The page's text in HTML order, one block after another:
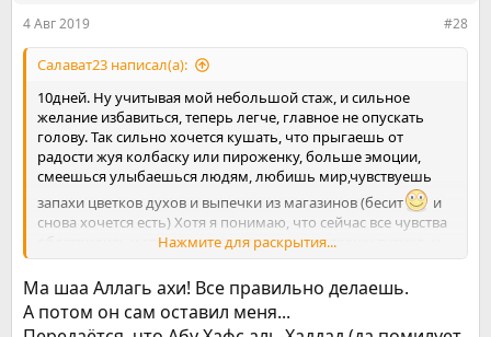
4 Авг 2019 #28
Салават23 написал(а):
10дней. Ну учитывая мой небольшой стаж, и сильное
желание избавиться, теперь легче, главное не опускать
голову. Так сильно хочется кушать, что прыгаешь от
радости жуя колбаску или пироженку, больше эмоции,
смеешься улыбаешься людям, любишь мир,чувствуешь
запахи цветков духов и выпечки из магазинов (бесит
и
снова хочется есть) Хотя я понимаю, что сейчас все чувства
обострились и это уляжется, надеюсь не отращу пузико, и
воздух полной грудью вдыхая становиться так хорошо, что
понимаешь в какой же тюрьме ты сидел. Сильная вера
вытащит из любой ямы, главное не сомневается.
Альхамдуллилах
Нажмите для раскрытия...
Ма шаа Аллагь ахи! Все правильно делаешь.
А потом он сам оставил меня...